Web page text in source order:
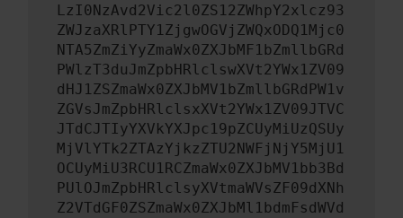
LzI0NzAvd2Vic2l0ZS12ZWhpY2xlcz93
ZWJzaXRlPTY1ZjgwOGVjZWQxODQ1Mjc0
NTA5ZmZiYyZmaWx0ZXJbMF1bZmllbGRd
PWlzT3duJmZpbHRlclswXVt2YWx1ZV09
dHJ1ZSZmaWx0ZXJbMV1bZmllbGRdPW1v
ZGVsJmZpbHRlclsxXVt2YWx1ZV09JTVC
JTdCJTIyYXVkYXJpc19pZCUyMiUzQSUy
MjVlYTk2ZTAzYjkzZTU2NWFjNjY5MjU1
OCUyMiU3RCU1RCZmaWx0ZXJbMV1bb3Bd
PUlOJmZpbHRlclsyXVtmaWVsZF09dXNh
Z2VTdGF0ZSZmaWx0ZXJbMl1bdmFsdWVd